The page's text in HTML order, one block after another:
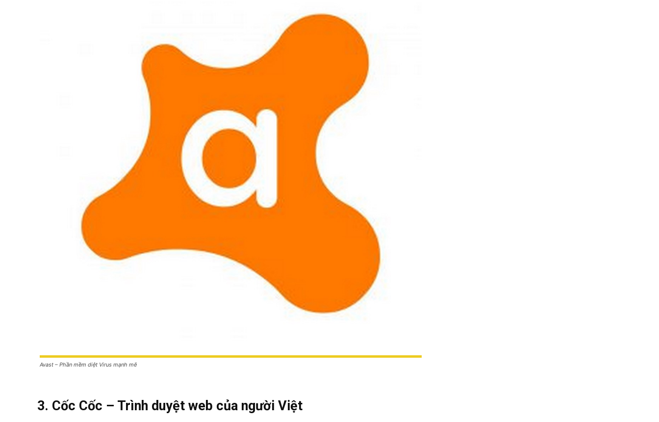
Avast – Phần mềm diệt Virus mạnh mẽ
3. Cốc Cốc – Trình duyệt web của người Việt